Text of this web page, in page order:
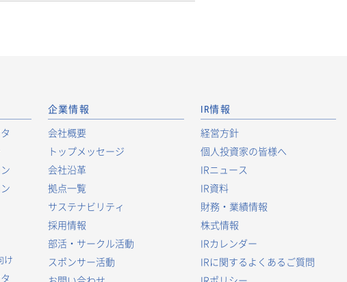
け
企業情報
会社概要
トップメッセージ
会社沿革
拠点一覧
サステナビリティ
採用情報
部活・サークル活動
スポンサー活動
IR情報
経営方針
個人投資家の皆様へ
IRニュース
IR資料
財務・業績情報
株式情報
IRカレンダー
IRに関するよくあるご質問